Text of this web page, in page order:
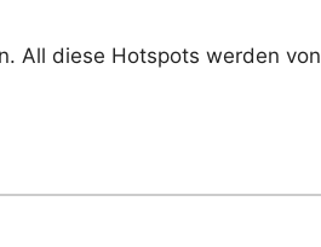
All diese Hotspots werden von